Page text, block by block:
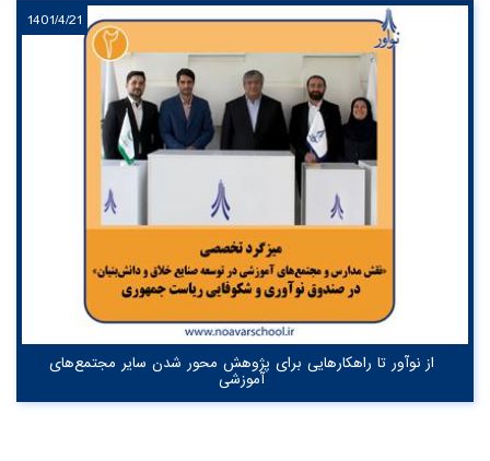
1401/4/21
از نوآور تا راهکارهایی برای پژوهش محور شدن سایر مجتمع‌های
آموزشی